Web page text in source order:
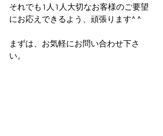
それでも1人1人大切なお客様のご要望
にお応えできるよう、頑張ります^ ^
まずは、お気軽にお問い合わせ下さ
い。